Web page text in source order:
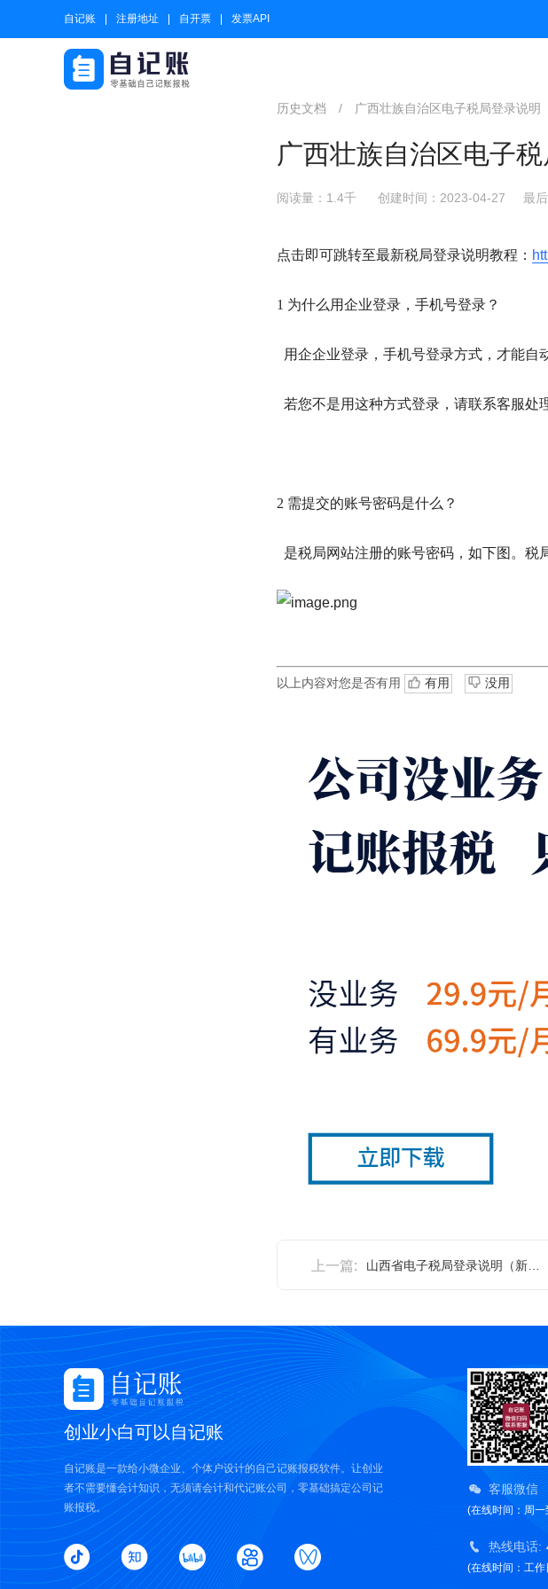
自记账 注册地址 自开票 发票API
历史文档 / 广西壮族自治区电子税局登录说明
广西壮族自治区电子税
阅读量：1.4千 创建时间：2023-04-27 最
点击即可跳转至最新税局登录说明教程：
1 为什么用企业登录，手机号登录？
用企企业登录，手机号登录方式，才能自
若您不是用这种方式登录，请联系客服处
2 需提交的账号密码是什么？
是税局网站注册的账号密码，如下图。税
以上内容对您是否有用 有用 没用
上一篇:
创业小白可以自记账
自记账是一款给小微企业、个体户设计的自己记账报税软件。让创业
者不需要懂会计知识，无须请会计和代记账公司，零基础搞定公司记
账报税。
客服微信
(在线时间：周
热线电话:
(在线时间：工